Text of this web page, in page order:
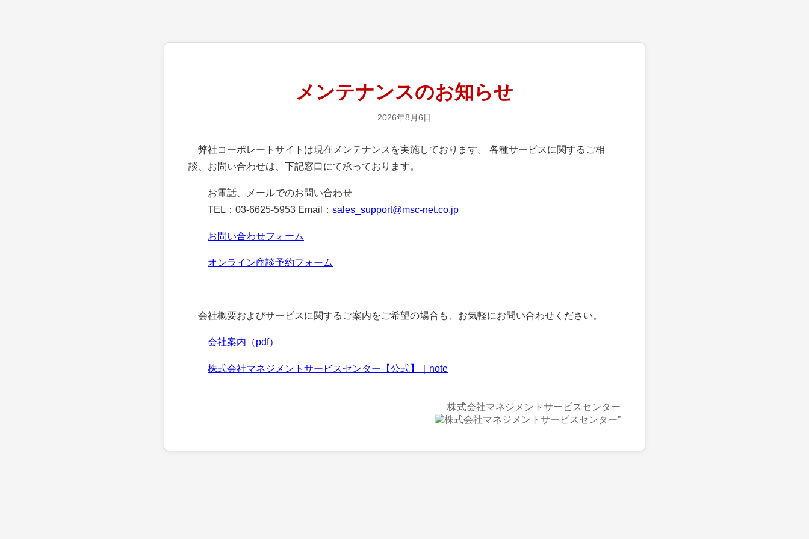
メンテナンスのお知らせ
2026年8月6日
弊社コーポレートサイトは現在メンテナンスを実施しております。 各種サービスに関するご相
談、お問い合わせは、下記窓口にて承っております。
お電話、メールでのお問い合わせ
TEL：03-6625-5953 Email： sales_support@msc-net.co.jp
お問い合わせフォーム
オンライン商談予約フォーム
会社概要およびサービスに関するご案内をご希望の場合も、お気軽にお問い合わせください。
会社案内（pdf）
株式会社マネジメントサービスセンター【公式】｜note
株式会社マネジメントサービスセンター